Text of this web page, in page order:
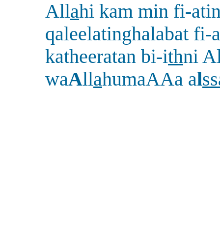
Allahi kam min fi-
qaleelatinghalabat fi-
katheeratan bi-ithni
waAllahumaAAa al